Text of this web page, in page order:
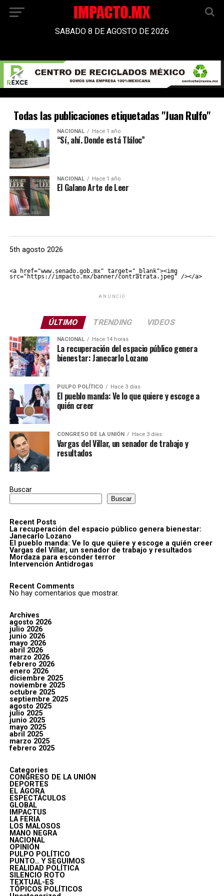
SABADO 8 DE AGOSTO DE 2026
Todas las publicaciones etiquetadas "Juan Rulfo"
NACIONAL Hace 1 año
“Sí, ahí. Donde está Tláloc”
NACIONAL Hace 1 año
El Galano Arte de Leer
5th agosto 2026
<a href="www.senado.gob.mx" target="_blank"><img
src="https://impacto.mx/banner/contratrata.jpeg" /></a>
ANUNCIO
ÚLTIMO TRENDING VIDEOS
NACIONAL Hace 14 horas
La recuperación del espacio público genera
bienestar: Janecarlo Lozano
PULPO POLÍTICO Hace 3 días
El pueblo manda: Ve lo que quiere y escoge a
quién creer
CONGRESO DE LA UNIÓN Hace 3 días
Vargas del Villar, un senador de trabajo y
resultados
Buscar
Buscar
Recent Posts
La recuperación del espacio público genera bienestar:
Janecarlo Lozano
El pueblo manda: Ve lo que quiere y escoge a quién creer
Vargas del Villar, un senador de trabajo y resultados
Mordaza para esconder terror
Intervención Antidrogas
Recent Comments
No hay comentarios que mostrar.
Archives
agosto 2026
julio 2026
junio 2026
mayo 2026
abril 2026
marzo 2026
febrero 2026
enero 2026
diciembre 2025
noviembre 2025
octubre 2025
septiembre 2025
agosto 2025
julio 2025
junio 2025
mayo 2025
abril 2025
marzo 2025
febrero 2025
Categories
CONGRESO DE LA UNIÓN
DEPORTES
EL ÁGORA
ESPECTÁCULOS
GLOBAL
IMPACTUS
LA FERIA
LOS MALOSOS
MANO NEGRA
NACIONAL
OPINIÓN
PULPO POLÍTICO
PUNTO… Y SEGUIMOS
REALIDAD POLÍTICA
SILENCIO ROTO
TEXTUAL-ES
TÓPICOS POLÍTICOS